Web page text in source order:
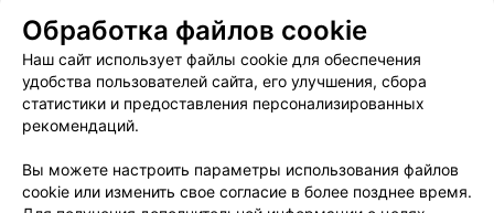
Пользовательское соглашение
Способы оплаты
Вакансии
Партнеры
Написать руководителю 103.by
Обработка персональных данных
Обработка файлов cookie
Наш сайт использует файлы cookie для обеспечения
удобства пользователей сайта, его улучшения, сбора
статистики и предоставления персонализированных
рекомендаций.
Вы можете настроить параметры использования файлов
cookie или изменить свое согласие в более позднее время.